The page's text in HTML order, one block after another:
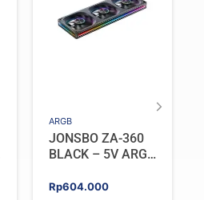
ARGB
JONSBO ZA-360
BLACK – 5V ARGB
Rp604.000